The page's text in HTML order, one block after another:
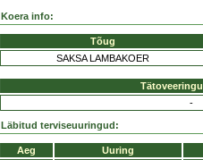
Koera info:
Tõug
SAKSA LAMBAKOER
-
Läbitud terviseuuringud:
Aeg Uuring